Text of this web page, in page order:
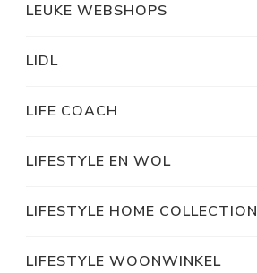
LEUKE WEBSHOPS
LIDL
LIFE COACH
LIFESTYLE EN WOL
LIFESTYLE HOME COLLECTION
LIFESTYLE WOONWINKEL